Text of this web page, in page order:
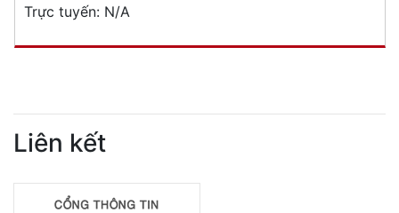
Trực tuyến: N/A
Liên kết